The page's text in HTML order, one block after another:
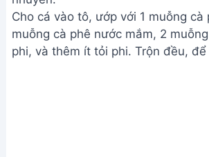
Cho cá vào tô, ướp với 1 muỗng
muỗng cà phê nước mắm, 2
phi, và thêm ít tỏi phi. Trộn đều, để